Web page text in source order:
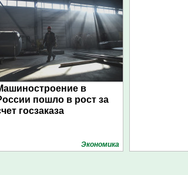
в
пошло в рост за
госзаказа
Экономика